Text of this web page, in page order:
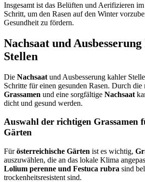
Insgesamt ist das Belüften und Aerifizieren
Schritt, um den Rasen auf den Winter
Gesundheit zu fördern.
Nachsaat und
Stellen
Die Nachsaat und Ausbesserung kahler
Schritte für einen gesunden Rasen. Durch
Grassamen und eine sorgfältige Nachsaat
dicht und gesund werden.
Auswahl der richtigen Grassamen
Gärten
Fürösterreichische Gärten ist es wichtig,
auszuwählen, die an das lokale Klima
Lolium perenne und Festuca rubra sind
trockenheitsresistent sind.